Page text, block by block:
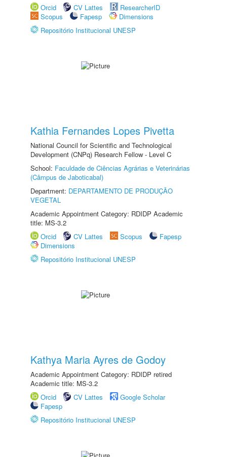
Orcid
CV Lattes
ResearcherID
Scopus
Fapesp
Dimensions
Repositório Institucional UNESP
Kathia Fernandes Lopes Pivetta
National Council for Scientific and Technological
Development (CNPq) Research Fellow - Level C
School: Faculdade de Ciências Agrárias e Veterinárias
(Câmpus de Jaboticabal)
Department: DEPARTAMENTO DE PRODUÇÃO
VEGETAL
Academic Appointment Category: RDIDP Academic
title: MS-3.2
Orcid
CV Lattes Scopus
Fapesp
Dimensions
Repositório Institucional UNESP
Kathya Maria Ayres de Godoy
Academic Appointment Category: RDIDP retired
Academic title: MS-3.2
Orcid
CV Lattes
Google Scholar
Fapesp
Repositório Institucional UNESP